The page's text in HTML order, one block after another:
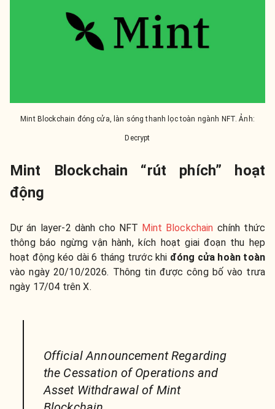
Mint Blockchain đóng cửa, làn sóng thanh lọc toàn ngành NFT. Ảnh:
Decrypt
Mint Blockchain “rút phích” hoạt
động
Dự án layer-2 dành cho NFT Mint Blockchain chính thức
thông báo ngừng vận hành, kích hoạt giai đoạn thu hẹp
hoạt động kéo dài 6 tháng trước khi đóng cửa hoàn toàn
vào ngày 20/10/2026. Thông tin được công bố vào trưa
ngày 17/04 trên X.
Official Announcement Regarding
the Cessation of Operations and
Asset Withdrawal of Mint